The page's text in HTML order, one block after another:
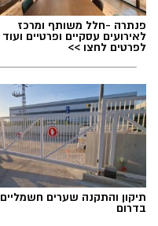
פנתרה -חלל משותף ומרכז
לאירועים עסקיים ופרטיים ועוד
לפרטים לחצו >>
תיקון והתקנה שערים חשמליים
בדרום